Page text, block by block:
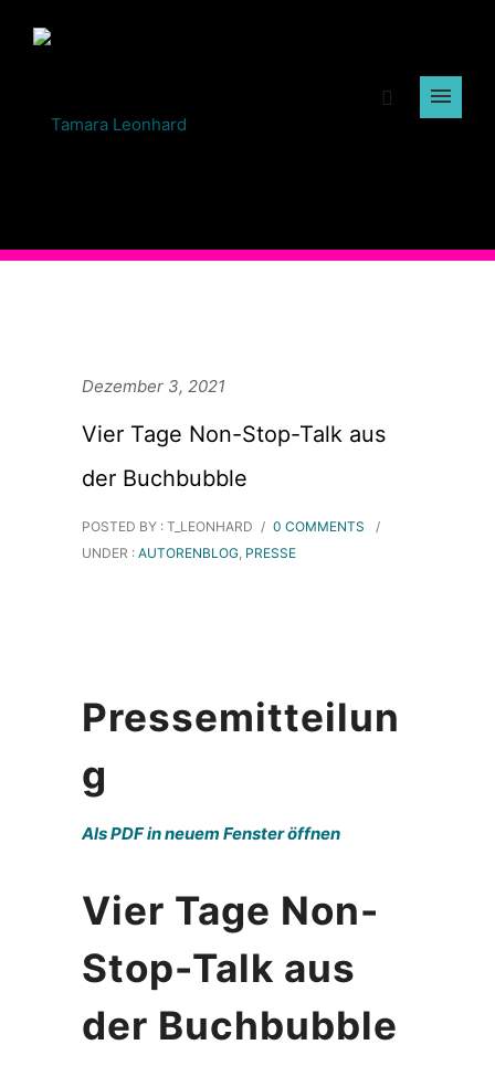
Dezember 3, 2021
Vier Tage Non-Stop-Talk aus
der Buchbubble
POSTED BY : T_LEONHARD / 0 COMMENTS
/
UNDER : AUTORENBLOG, PRESSE
Pressemitteilun
g
Als PDF in neuem Fenster öffnen
Vier Tage Non-
Stop-Talk aus
der Buchbubble